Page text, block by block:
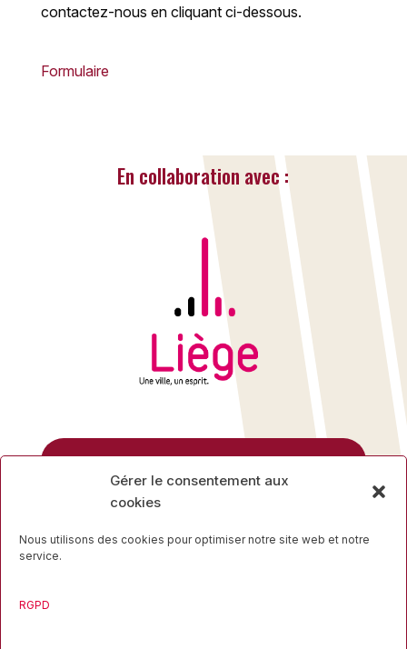
Gérer le consentement aux
cookies
Nous utilisons des cookies pour optimiser notre site web et notre
service.
RGPD
contactez-nous en cliquant ci-dessous.
Formulaire
En collaboration avec :
4000 Liège
04 223 16 34